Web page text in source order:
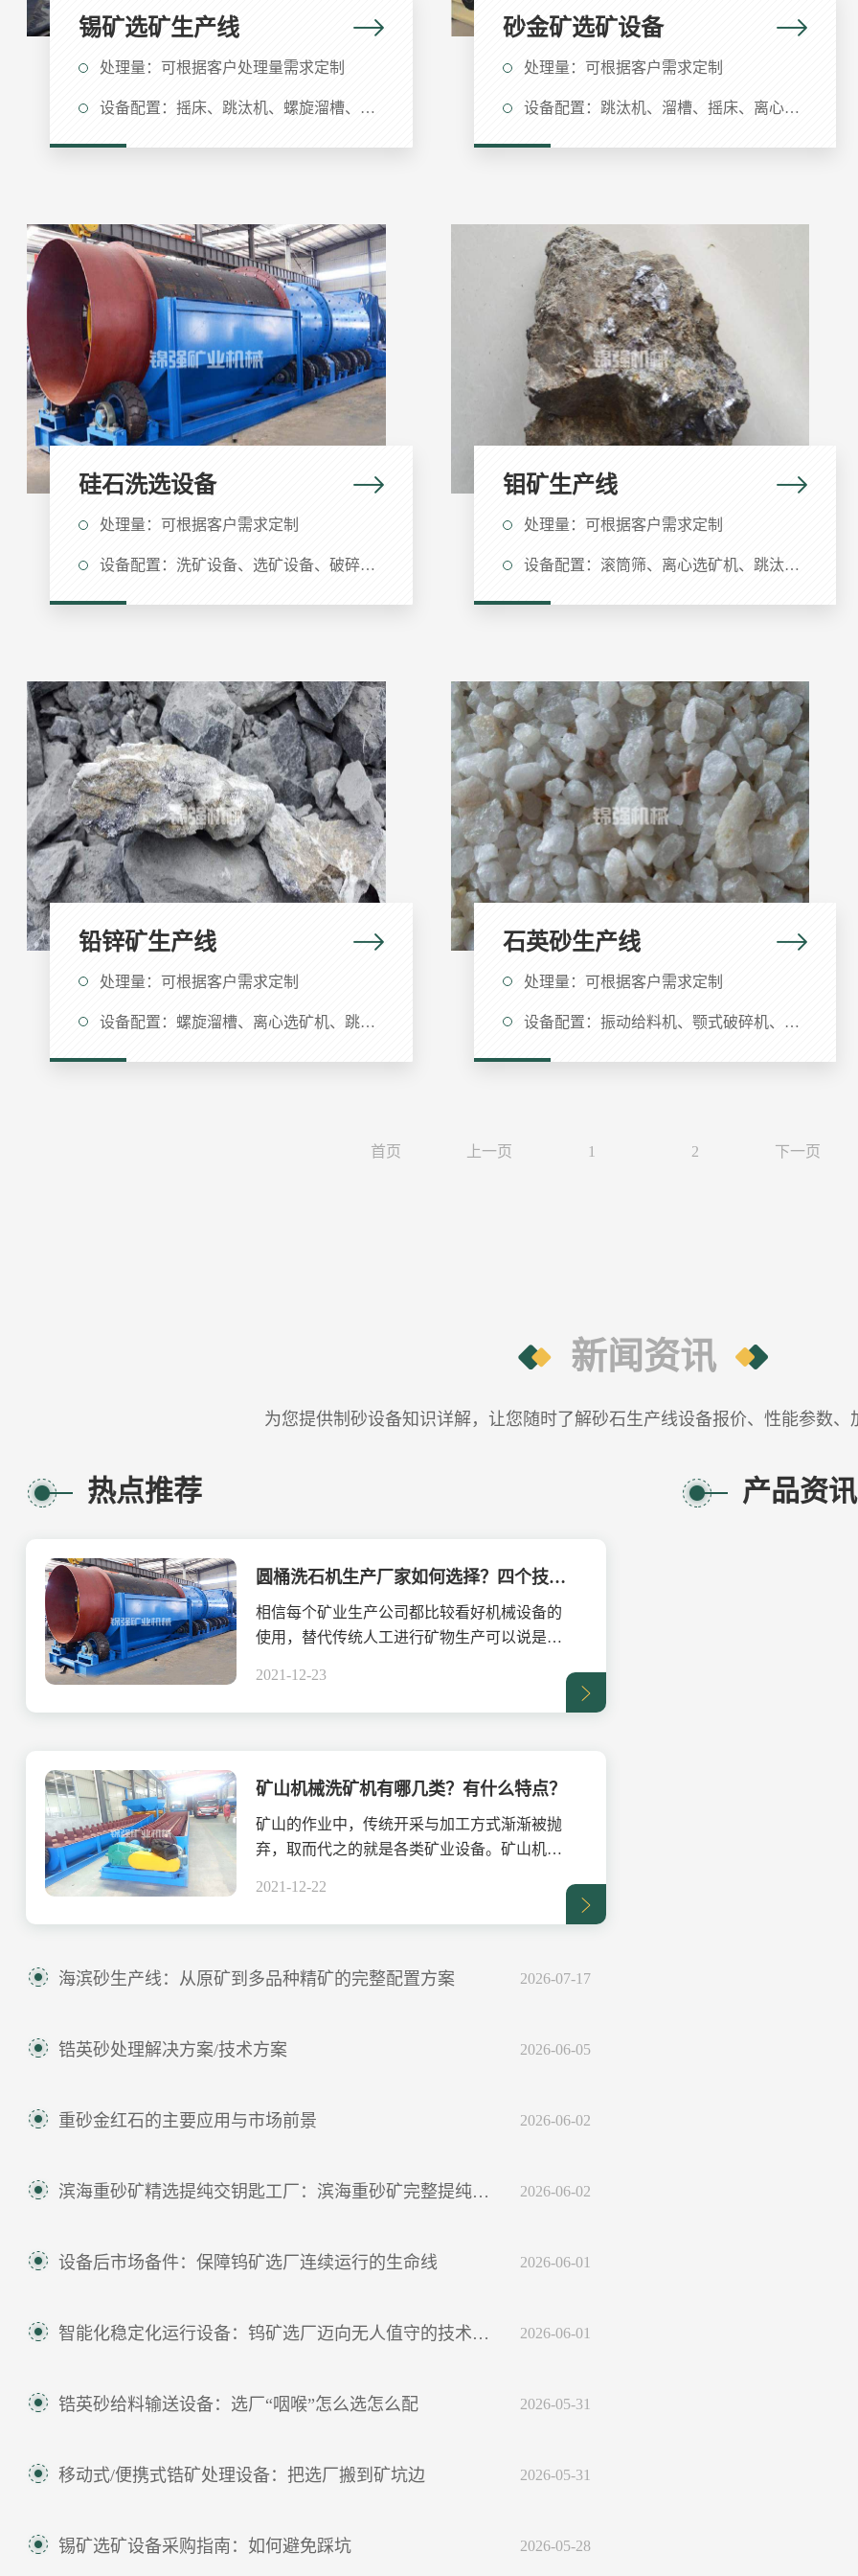
锡矿选矿生产线
处理量：可根据客户处理量需求定制
设备配置：摇床、跳汰机、螺旋溜槽、破碎机、球磨机、磁选机、浮选机、滚筒筛、洗矿机等
砂金矿选矿设备
处理量：可根据客户需求定制
设备配置：跳汰机、溜槽、摇床、离心选矿机、滚筒筛、洗矿机、输送机等
硅石洗选设备
处理量：可根据客户需求定制
设备配置：洗矿设备、选矿设备、破碎设备等
钼矿生产线
处理量：可根据客户需求定制
设备配置：滚筒筛、离心选矿机、跳汰机、螺旋溜槽等
铅锌矿生产线
处理量：可根据客户需求定制
设备配置：螺旋溜槽、离心选矿机、跳汰机、浮选机等
石英砂生产线
处理量：可根据客户需求定制
设备配置：振动给料机、颚式破碎机、石英砂制砂机、搅拌槽、螺旋分级机、浮选机、振动筛、输送机等
首页 上一页 1 2 下一页
新闻资讯
为您提供制砂设备知识详解，让您随时了解砂石生产线设备报价、性能参数、
热点推荐
圆桶洗石机生产厂家如何选择？四个技巧要掌握
相信每个矿业生产公司都比较看好机械设备的
使用，替代传统人工进行矿物生产可以说是优
2021-12-23
矿山机械洗矿机有哪几类？有什么特点？
矿山的作业中，传统开采与加工方式渐渐被抛
弃，取而代之的就是各类矿业设备。矿山机械
2021-12-22
2026-07-17
海滨砂生产线：从原矿到多品种精矿的完整配置方案
2026-06-05
锆英砂处理解决方案/技术方案
2026-06-02
重砂金红石的主要应用与市场前景
2026-06-02
滨海重砂矿精选提纯交钥匙工厂：滨海重砂矿完整提纯交钥匙工厂
2026-06-01
设备后市场备件：保障钨矿选厂连续运行的生命线
2026-06-01
智能化稳定化运行设备：钨矿选厂迈向无人值守的技术路径
2026-05-31
锆英砂给料输送设备：选厂“咽喉”怎么选怎么配
2026-05-31
移动式/便携式锆矿处理设备：把选厂搬到矿坑边
2026-05-28
锡矿选矿设备采购指南：如何避免踩坑
产品资讯